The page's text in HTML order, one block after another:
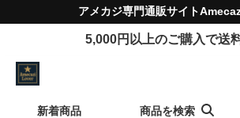
アメカジ専門通販サイト
5,000円以上のご購入で送
新着商品 商品を検索